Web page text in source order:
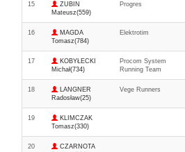
15
ZUBIN
Mateusz(559)
Progres
16
MAGDA
Tomasz(784)
Elektrotim
17
KOBYŁECKI
Michał(734)
Procom System
Running Team
18
LANGNER
Radosław(25)
Vege Runners
19
KLIMCZAK
Tomasz(330)
20
CZARNOTA